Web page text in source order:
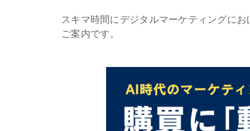
スキマ時間にデジタルマーケティングに
ご案内です。